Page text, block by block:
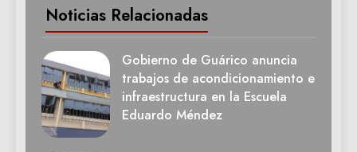
Noticias Relacionadas
Gobierno de Guárico anuncia
trabajos de acondicionamiento e
infraestructura en la Escuela
Eduardo Méndez